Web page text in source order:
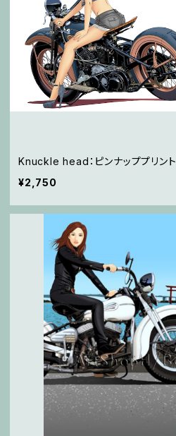
Knuckle head：ピンナッププリント
¥2,750